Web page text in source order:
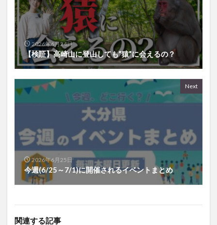
2026年6月24日
【検証】高崎山に登山しても”猿”に会えるの？
Next
2026年6月25日
今週(6/25～7/1)に開催されるイベントまとめ
関連する記事